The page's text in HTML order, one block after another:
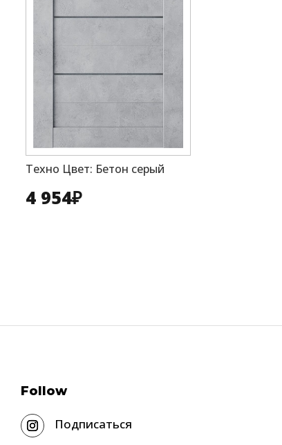
Техно Цвет: Бетон серый
4 954₽
Follow
Подписаться